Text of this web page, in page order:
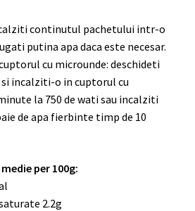
continutul pachetului intr-o
putina apa daca este necesar.
cu microunde: deschideti
si incalziti-o in cuptorul cu
la 750 de wati sau incalziti
de apa fierbinte timp de 10
per 100g:
2.2g